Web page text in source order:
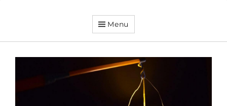
DorpsverenigingMenu